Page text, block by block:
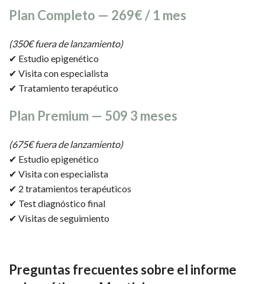
Plan Completo — 269€ / 1 mes
(350€ fuera de lanzamiento)
✔ Estudio epigenético
✔ Visita con especialista
✔ Tratamiento terapéutico
Plan Premium — 509 3 meses
(675€ fuera de lanzamiento)
✔ Estudio epigenético
✔ Visita con especialista
✔ 2 tratamientos terapéuticos
✔ Test diagnóstico final
✔ Visitas de seguimiento
Preguntas frecuentessobre el informe